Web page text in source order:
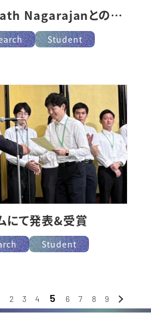
Student
Prof. Vishwanath Nagarajanとの学術交流
Student
にて発表&受賞
2 3 4 5 6 7 8 9 ›次へ